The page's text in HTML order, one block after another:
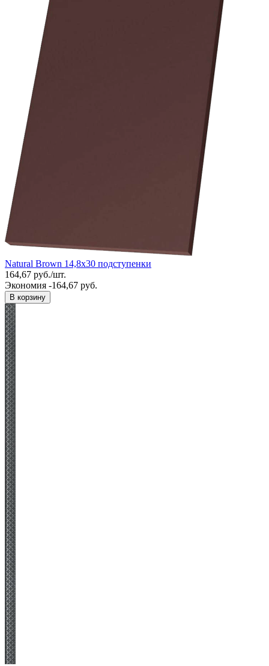
Natural Brown 14,8x30 подступенки
164,67 руб./шт.
Экономия -164,67 руб.
В корзину